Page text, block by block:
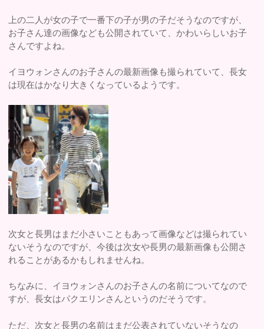
上の二人が女の子で一番下の子が男の子だそうなのですが、
お子さん達の画像なども公開されていて、かわいらしいお子
さんですよね。
イヨウォンさんのお子さんの最新画像も撮られていて、長女
は現在はかなり大きくなっているようです。
次女と長男はまだ小さいこともあって画像などは撮られてい
ないそうなのですが、今後は次女や長男の最新画像も公開さ
れることがあるかもしれませんね。
ちなみに、イヨウォンさんのお子さんの名前についてなので
すが、長女はパクエリンさんというのだそうです。
ただ、次女と長男の名前はまだ公表されていないそうなの